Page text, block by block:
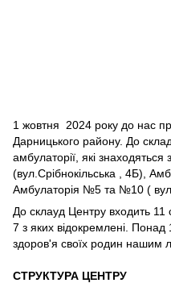
1 жовтня 2024 року до нас
Дарницького району. До
амбулаторії, які
(вул.Срібнокільська , 4Б),
Амбулаторія №5 та №10 (
До склауд Центру входить 11
7 з яких відокремлені. Понад
здоров'я своїх родин нашим
СТРУКТУРА ЦЕНТРУ